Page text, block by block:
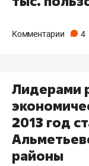
Комментарии 4
Лидерами
2013 год
районы